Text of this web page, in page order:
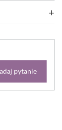
pytanie